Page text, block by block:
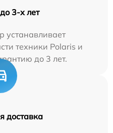
3-х лет
устанавливает
техники Polaris и
до 3 лет.
доставка